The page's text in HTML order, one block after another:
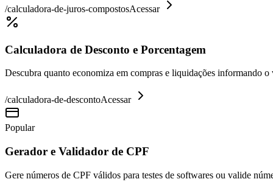
/calculadora-de-juros-compostosAcessar
Calculadora de Desconto e Porcentagem
Descubra quanto economiza em compras e liquidações informando
/calculadora-de-descontoAcessar
Popular
Gerador e Validador de CPF
Gere números de CPF válidos para testes de softwares ou valide